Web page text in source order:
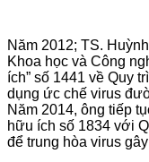
Năm 2012; TS.
Khoa học và Công
ích” số 1441 về Quy
dụng ức chế virus
Năm 2014, ông tiếp
hữu ích số 1834 với
để trung hòa virus